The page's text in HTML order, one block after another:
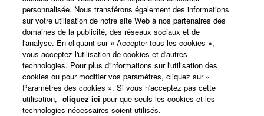
Microphone de table
offrant un environnement
sonore confortable sans
aucun réglage
RM-CR
personnalisée. Nous transférons également des informations
sur votre utilisation de notre site Web à nos partenaires des
domaines de la publicité, des réseaux sociaux et de
l'analyse. En cliquant sur « Accepter tous les cookies »,
vous acceptez l'utilisation de cookies et d'autres
technologies. Pour plus d'informations sur l'utilisation des
cookies ou pour modifier vos paramètres, cliquez sur «
Paramètres des cookies ». Si vous n'acceptez pas cette
utilisation, cliquez ici pour que seuls les cookies et les
technologies nécessaires soient utilisés.